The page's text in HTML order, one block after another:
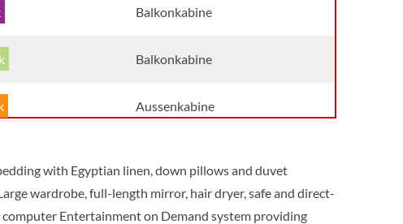
Balkonkabine
Balkonkabine
Aussenkabine
Suite
with Egyptian linen, down pillows and duvet
wardrobe, full-length mirror, hair dryer, safe and direct-
Entertainment on Demand system providing